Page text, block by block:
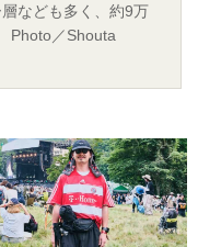
なども多く、約9万
Photo／Shouta